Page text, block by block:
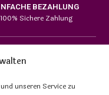
unseren Service zu
BEZAHLUNG
100% Sichere Zahlung
DESIGNS